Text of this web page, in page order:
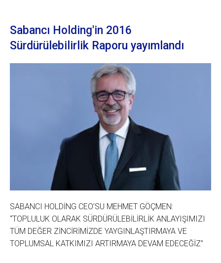
Sabancı Holding'in 2016
Sürdürülebilirlik Raporu yayımlandı
SABANCI HOLDİNG CEO’SU MEHMET GÖÇMEN:
“TOPLULUK OLARAK SÜRDÜRÜLEBİLİRLİK ANLAYIŞIMIZI
TÜM DEĞER ZİNCİRİMİZDE YAYGINLAŞTIRMAYA VE
TOPLUMSAL KATKIMIZI ARTIRMAYA DEVAM EDECEĞİZ”